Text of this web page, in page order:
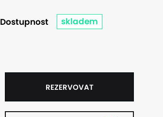
Dostupnost skladem
REZERVOVAT